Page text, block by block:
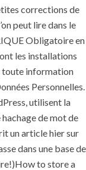
corrections de
peut lire dans le
Obligatoire en
les installations
toute information
Personnelles.
utilisent la
de mot de
un article hier sur
dans une base de
to store a